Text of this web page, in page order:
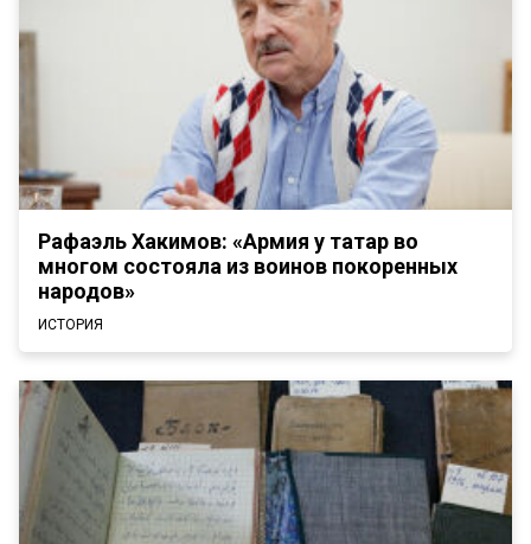
Рафаэль Хакимов: «Армия у татар во
многом состояла из воинов покоренных
народов»
ИСТОРИЯ